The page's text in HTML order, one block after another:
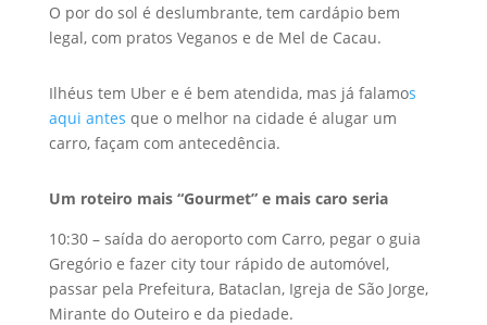
O por do sol é deslumbrante, tem cardápio bem
legal, com pratos Veganos e de Mel de Cacau.
Ilhéus tem Uber e é bem atendida, mas já falamos
aqui antes que o melhor na cidade é alugar um
carro, façam com antecedência.
Um roteiro mais “Gourmet” e mais caro seria
10:30 – saída do aeroporto com Carro, pegar o guia
Gregório e fazer city tour rápido de automóvel,
passar pela Prefeitura, Bataclan, Igreja de São Jorge,
Mirante do Outeiro e da piedade.